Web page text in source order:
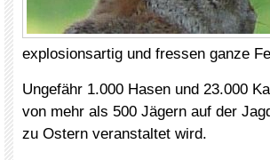
explosionsartig und fressen ganze
Ungefähr 1.000 Hasen und 23.000
von mehr als 500 Jägern auf der
zu Ostern veranstaltet wird.